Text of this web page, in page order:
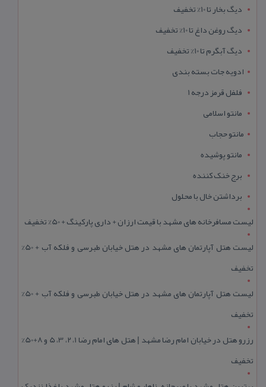
دیگ بخار تا 10% تخفیف
دیگ روغن داغ تا 10% تخفیف
دیگ آبگرم تا 10% تخفیف
ادویه جات بسته بندی
فلفل قرمز درجه 1
مانتو اسلامی
مانتو حجاب
مانتو پوشیده
برج خنک کننده
برداشتن خال با محلول
لیست مسافرخانه های مشهد با قیمت ارزان + داری پارکینگ + 50% تخفیف
لیست هتل آپارتمان های مشهد در هتل خیابان طبرسی و فلکه آب + 50%
تخفیف
لیست هتل آپارتمان های مشهد در هتل خیابان طبرسی و فلکه آب + 50%
تخفیف
رزرو هتل در خیابان امام رضا مشهد | هتل‌ های امام رضا 1، 2، 3، 5 و 8+50%
تخفیف